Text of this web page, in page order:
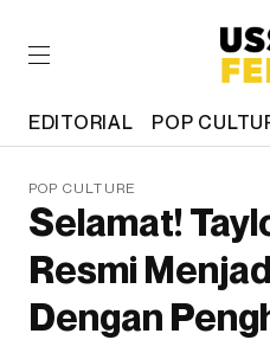
EDITORIAL POP
POP CULTURE
Selamat!
Resmi
Dengan